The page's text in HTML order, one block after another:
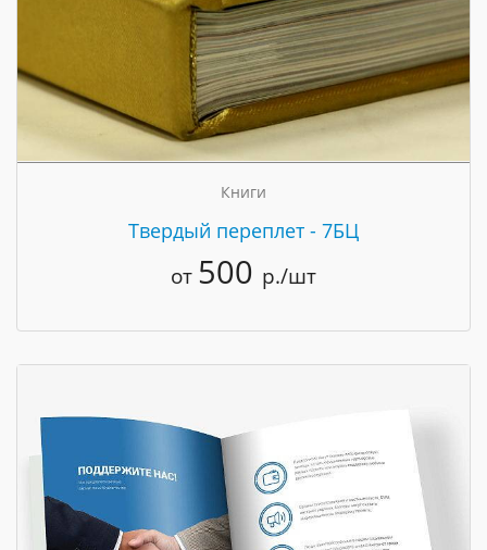
Книги
Твердый переплет - 7БЦ
от 500 р./шт